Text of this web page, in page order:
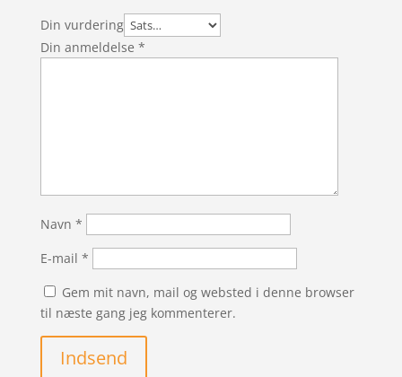
Din vurdering
Din anmeldelse *
Navn *
E-mail *
Gem mit navn, mail og websted i denne browser
til næste gang jeg kommenterer.
Indsend